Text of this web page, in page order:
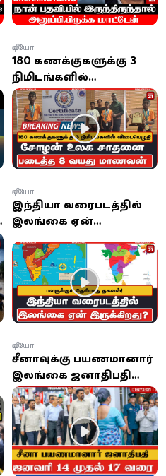
180 கணக்குகளுக்கு 3
நிமிடங்களில்
விடையெழுதி சோழன்
உலக சாதனை படைத்த 8
வயது மாணவன்
வீடியோ
இந்தியா வரைபடத்தில்
இலங்கை ஏன்
தெரியாத தகவல்!
வீடியோ
சீனாவுக்கு பயணமானார்
இலங்கை ஜனாதிபதி
அநுர
வீடியோ